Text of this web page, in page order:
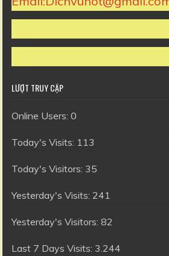
LƯỢT TRUY CẬP
Online Users:0
Today's Visits: 113
Today's Visitors: 35
Yesterday's Visits: 241
Yesterday's Visitors:82
Last 7 Days Visits: 3.244